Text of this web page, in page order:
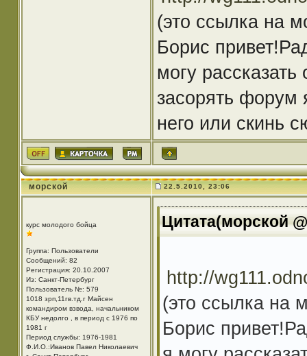
(это ссылка на
Борис
могу
засорять форум
него или скинь
морской 22.5.2010, 23:06
курс молодого бойца
Группа: Пользователи
Сообщений: 82
Регистрация: 20.10.2007
Из: Санкт-Петербург
Пользователь №: 579
1018 зрп,11гв.тд.г Майсен
командиром взвода, начальником
КБУ недолго , в период с 1976 по
1981 г
Период службы: 1976-1981
Ф.И.О.:Иванов Павел Николаевич
Цитата(морской
http://
(это ссылка на
Борис